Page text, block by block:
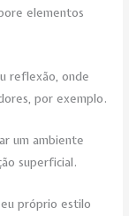
elementos
reflexão, onde
por exemplo.
um ambiente
superficial.
próprio estilo